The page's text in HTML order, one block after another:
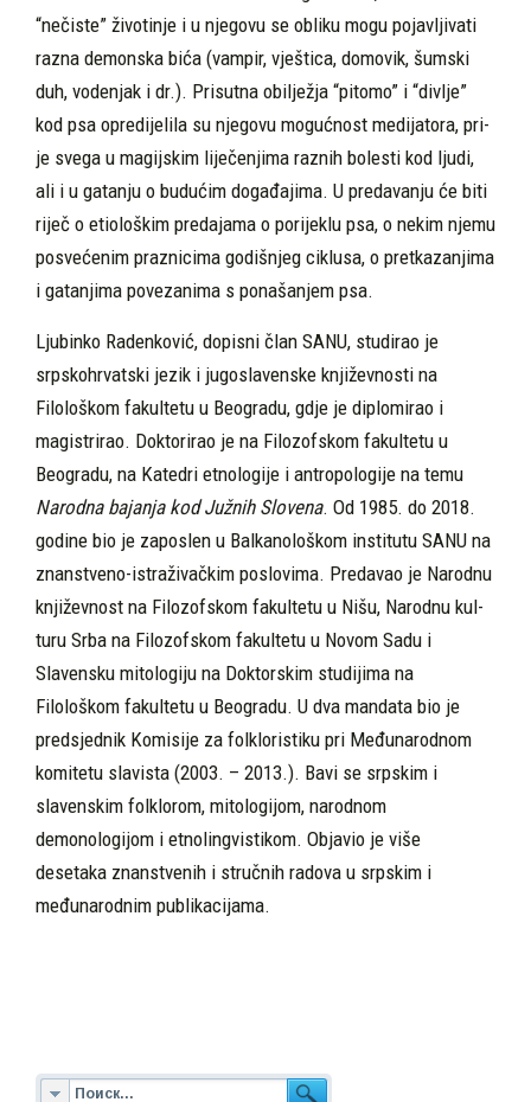
“nečiste” životinje i u njegovu se obliku mogu pojavljivati
razna demonska bića (vampir, vještica, domovik, šumski
duh, vodenjak i dr.). Prisutna obilježja “pitomo” i “divlje”
kod psa opredijelila su njegovu mogućnost medijatora, pri­
je svega u magijskim liječenjima raznih bolesti kod ljudi,
ali i u gatanju o budućim događajima. U pre­davanju će biti
riječ o etiološkim predajama o po­rijeklu psa, o nekim njemu
posvećenim praznicima godišnjeg ciklusa, o pretkazanjima
i gatanjima po­vezanima s ponašanjem psa.
Ljubinko Radenković, dopisni član SANU, studirao je
srpskohrvatski jezik i jugoslavenske književnosti na
Filološkom fakultetu u Beogra­du, gdje je diplomirao i
magistrirao. Doktorirao je na Filozofskom fakultetu u
Beogradu, na Ka­tedri etnologije i antropologije na temu
Narod­na bajanja kod Južnih Slovena. Od 1985. do 2018.
godine bio je zaposlen u Balkanološkom institutu SANU na
znanstveno-istraživačkim poslovima. Predavao je Narodnu
književnost na Filozofskom fakultetu u Nišu, Narodnu kul­
turu Srba na Filozofskom fakultetu u Novom Sadu i
Slavensku mitologiju na Doktorskim studijima na
Filološkom fakultetu u Beogra­du. U dva mandata bio je
predsjednik Komisi­je za folkloristiku pri Međunarodnom
komite­tu slavista (2003. – 2013.). Bavi se srpskim i
slavenskim folklorom, mitologijom, narodnom
demonologijom i etnolingvistikom. Objavio je više
desetaka znanstvenih i stručnih radova u srpskim i
međunarodnim publikacijama.